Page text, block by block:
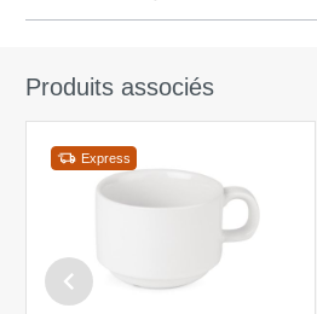
Produits associés
Express